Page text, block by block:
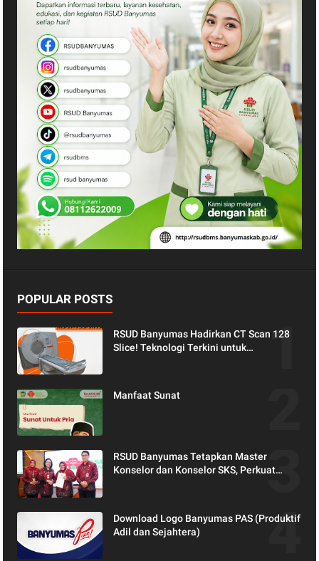
POPULAR POSTS
RSUD Banyumas Hadirkan CT Scan 128
Slice! Teknologi Terkini untuk
Manfaat Sunat
RSUD Banyumas Tetapkan Master
Konselor dan Konselor SKS, Perkuat
Download Logo Banyumas PAS (Produktif
Adil dan Sejahtera)